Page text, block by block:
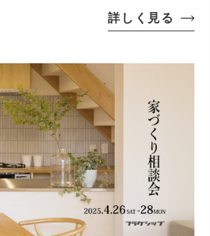
詳しく見る